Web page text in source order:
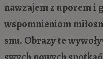
nawzajem z uporem i
wspomnieniom
snu. Obrazy te